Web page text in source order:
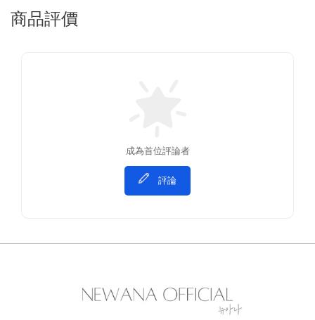
商品評價
成為首位評論者
評論